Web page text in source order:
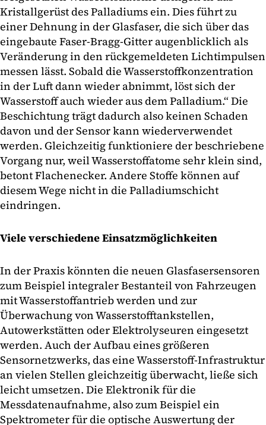
Kristallgerüst des Palladiums ein. Dies führt zu
einer Dehnung in der Glasfaser, die sich über das
eingebaute Faser-Bragg-Gitter augenblicklich als
Veränderung in den rückgemeldeten Lichtimpulsen
messen lässt. Sobald die Wasserstoffkonzentration
in der Luft dann wieder abnimmt, löst sich der
Wasserstoff auch wieder aus dem Palladium.“ Die
Beschichtung trägt dadurch also keinen Schaden
davon und der Sensor kann wiederverwendet
werden. Gleichzeitig funktioniere der beschriebene
Vorgang nur, weil Wasserstoffatome sehr klein sind,
betont Flachenecker. Andere Stoffe können auf
diesem Wege nicht in die Palladiumschicht
eindringen.
Viele verschiedene Einsatzmöglichkeiten
In der Praxis könnten die neuen Glasfasersensoren
zum Beispiel integraler Bestanteil von Fahrzeugen
mit Wasserstoffantrieb werden und zur
Überwachung von Wasserstofftankstellen,
Autowerkstätten oder Elektrolyseuren eingesetzt
werden. Auch der Aufbau eines größeren
Sensornetzwerks, das eine Wasserstoff-Infrastruktur
an vielen Stellen gleichzeitig überwacht, ließe sich
leicht umsetzen. Die Elektronik für die
Messdatenaufnahme, also zum Beispiel ein
Spektrometer für die optische Auswertung der